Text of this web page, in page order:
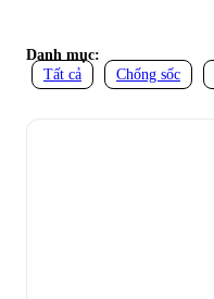
Danh mục:
Tất cả
Chống sốc